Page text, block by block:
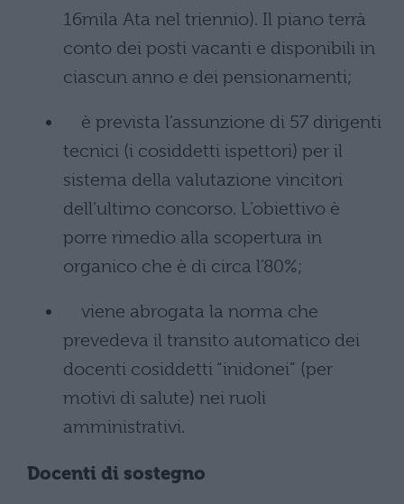
16mila Ata nel triennio). Il piano terrà
conto dei posti vacanti e disponibili in
ciascun anno e dei pensionamenti;
è prevista l’assunzione di 57 dirigenti
tecnici (i cosiddetti ispettori) per il
sistema della valutazione vincitori
dell’ultimo concorso. L’obiettivo è
porre rimedio alla scopertura in
organico che è di circa l’80%;
viene abrogata la norma che
prevedeva il transito automatico dei
docenti cosiddetti “inidonei” (per
motivi di salute) nei ruoli
amministrativi.
Docenti di sostegno